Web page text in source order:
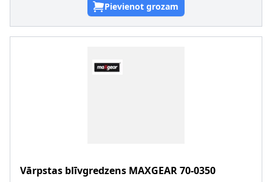
Pievienot grozam
Vārpstas blīvgredzens MAXGEAR70-0350